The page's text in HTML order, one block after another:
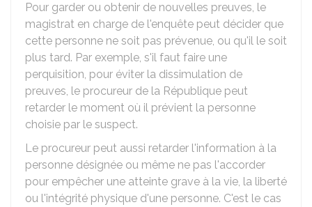
Pour garder ou obtenir de nouvelles preuves, le
magistrat en charge de l'enquête peut décider que
cette personne ne soit pas prévenue, ou qu'il le soit
plus tard. Par exemple, s'il faut faire une
perquisition, pour éviter la dissimulation de
preuves, le procureur de la République peut
retarder le moment où il prévient la personne
choisie par le suspect.
Le procureur peut aussi retarder l'information à la
personne désignée ou même ne pas l'accorder
pour empêcher une atteinte grave à la vie, la liberté
ou l'intégrité physique d'une personne. C'est le cas